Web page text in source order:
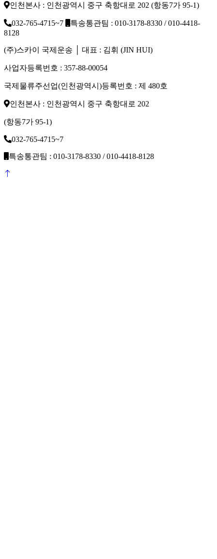
인천본사 : 인천광역시 중구 축항대로 202 (항동7가 95-1)
032-765-4715~7
특송통관팀 : 010-3178-8330 / 010-4418-
8128
(주)스카이 국제운송 │ 대표 : 김휘 (JIN HUI)
사업자등록번호 : 357-88-00054
국제물류주선업(인천광역시)등록번호 : 제 480호
인천본사 : 인천광역시 중구 축항대로 202
(항동7가 95-1)
032-765-4715~7
특송통관팀 : 010-3178-8330 / 010-4418-8128